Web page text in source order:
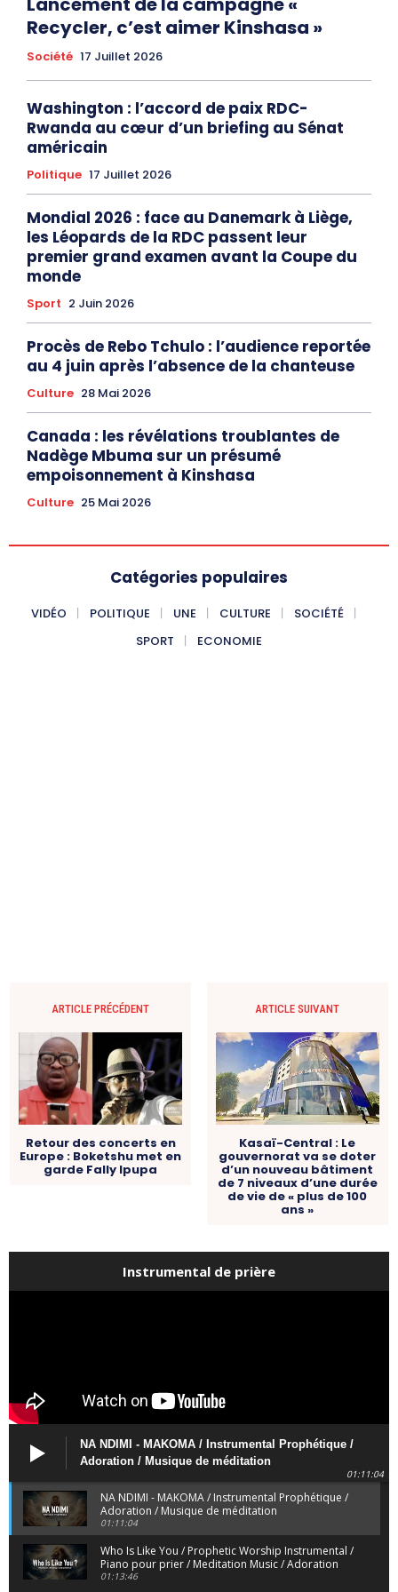
Recycler, c’est aimer Kinshasa »
Société 17 Juillet 2026
Washington : l’accord de paix RDC-
Rwanda au cœur d’un briefing au Sénat
américain
Politique 17 Juillet 2026
Mondial 2026 : face au Danemark à Liège,
les Léopards de la RDC passent leur
premier grand examen avant la Coupe du
monde
Sport 2 Juin 2026
Procès de Rebo Tchulo : l’audience reportée
au 4 juin après l’absence de la chanteuse
Culture 28 Mai 2026
Canada : les révélations troublantes de
Nadège Mbuma sur un présumé
empoisonnement à Kinshasa
Culture 25 Mai 2026
Catégories populaires
VIDÉO POLITIQUE UNE CULTURE
SOCIÉTÉ
SPORT
ECONOMIE
ARTICLE PRÉCÉDENT
Retour des concerts en
Europe : Boketshu met en
garde Fally Ipupa
ARTICLE SUIVANT
Kasaï-Central : Le
gouvernorat va se doter
d’un nouveau bâtiment
de 7 niveaux d’une durée
de vie de « plus de 100
ans »
Instrumental de prière
NA NDIMI - MAKOMA / Instrumental Prophétique /
Adoration / Musique de méditation
01:11:04
NA NDIMI - MAKOMA / Instrumental Prophétique /
Adoration / Musique de méditation
01:11:04
Who Is Like You / Prophetic Worship Instrumental /
Piano pour prier / Meditation Music / Adoration
01:13:46